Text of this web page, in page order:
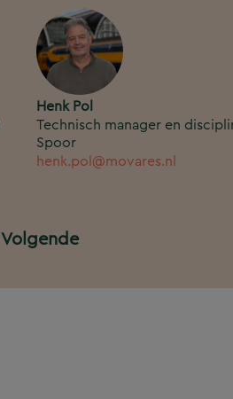
Henk Pol
Technisch manager en
Spoor
henk.pol@movares.nl
Volgende